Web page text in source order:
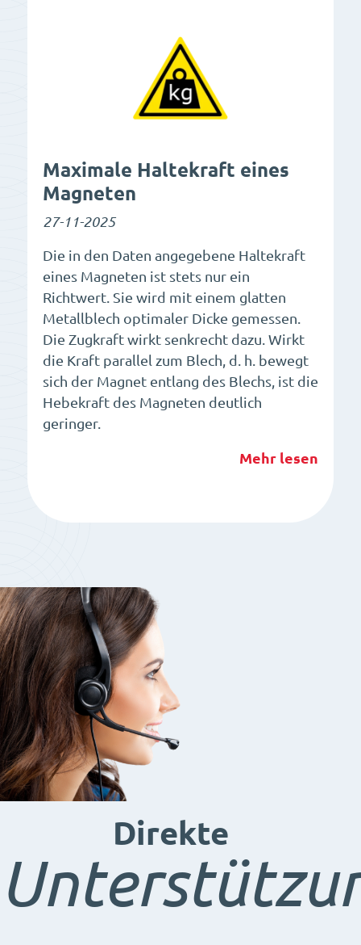
Maximale Haltekraft eines
Magneten
27-11-2025
Die in den Daten angegebene Haltekraft
eines Magneten ist stets nur ein
Richtwert. Sie wird mit einem glatten
Metallblech optimaler Dicke gemessen.
Die Zugkraft wirkt senkrecht dazu. Wirkt
die Kraft parallel zum Blech, d. h. bewegt
sich der Magnet entlang des Blechs, ist die
Hebekraft des Magneten deutlich
geringer.
Mehr lesen
Direkte